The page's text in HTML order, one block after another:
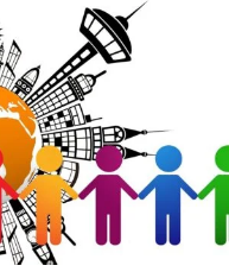
福祉サービス事業